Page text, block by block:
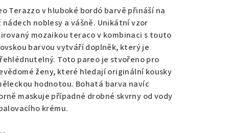
Terazzo v hluboké bordó barvě přináší na
nádech noblesy a vášně. Unikátní vzor
mozaikou teraco v kombinaci s touto
barvou vytváří doplněk, který je
Toto pareo je stvořeno pro
ženy, které hledají originální kousky
hodnotou. Bohatá barva navíc
maskuje případné drobné skvrny od vody
krému.